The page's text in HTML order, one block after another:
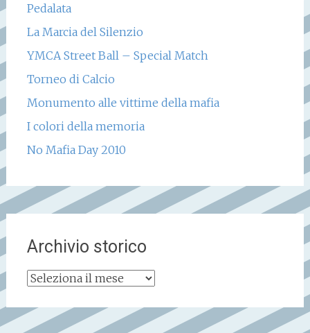
Pedalata
La Marcia del Silenzio
YMCA Street Ball – Special Match
Torneo di Calcio
Monumento alle vittime della mafia
I colori della memoria
No Mafia Day 2010
Archivio storico
Archivio